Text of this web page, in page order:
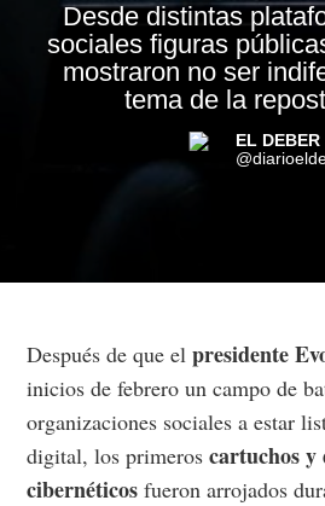
Desde distintas
sociales figuras
mostraron no ser
tema de la
EL DEBER
Después de que elpresidente
inicios de febrero un campo de
organizaciones sociales a estar
digital, los primeroscartuchos y
cibernéticos fueron arrojados